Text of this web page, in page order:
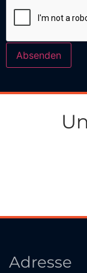
Absenden
Adresse